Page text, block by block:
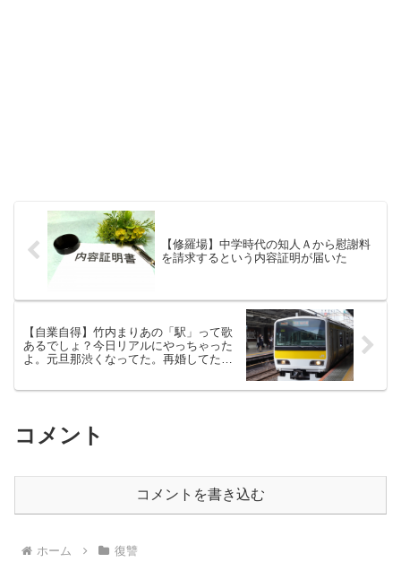
【修羅場】中学時代の知人Ａから慰謝料
を請求するという内容証明が届いた
【自業自得】竹内まりあの「駅」って歌
あるでしょ？今日リアルにやっちゃった
よ。元旦那渋くなってた。再婚してたな
コメント
コメントを書き込む
ホーム 復讐